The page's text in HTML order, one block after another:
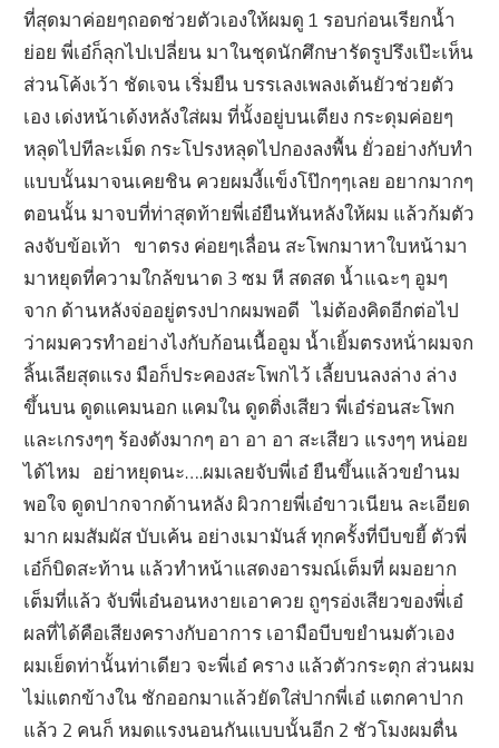
ที่สุดมาค่อยๆถอดช่วยตัวเองให้ผมดู 1 รอบก่อนเรียกน้ำ
ย่อย พี่เอ๋ก็ลุกไปเปลี่ยน มาในชุดนักศึกษารัดรูปรึงเป๊ะเห็น
ส่วนโค้งเว้า ชัดเจน เริ่มยืน บรรเลงเพลงเต้นยัวช่วยตัว
เอง เด่งหน้าเด้งหลังใส่ผม ที่นั้งอยู่บนเตียง กระดุมค่อยๆ
หลุดไปทีละเม็ด กระโปรงหลุดไปกองลงพื้น ยั่วอย่างกับทำ
แบบนั้นมาจนเคยชิน ควยผมงี้แข็งโป๊กๆๆเลย อยากมากๆ
ตอนนั้น มาจบที่ท่าสุดท้ายพี่เอ๋ยืนหันหลังให้ผม แล้วก้มตัว
ลงจับข้อเท้า ขาตรง ค่อยๆเลื่อน สะโพกมาหาใบหน้ามา
มาหยุดที่ความใกล้ขนาด 3 ซม หี สดสด น้ำแฉะๆ อูมๆ
จาก ด้านหลังจ่ออยู่ตรงปากผมพอดี ไม่ต้องคิดอีกต่อไป
ว่าผมควรทำอย่างไงกับก้อนเนื้ออูม น้ำเยิ้มตรงหน้่าผมจก
ลิ้นเลียสุดแรง มือก็ประคองสะโพกไว้ เลี้ยบนลงล่าง ล่าง
ขึ้นบน ดูดแคมนอก แคมใน ดูดติ่งเสียว พี่เอ๋ร่อนสะโพก
และเกรงๆๆ ร้องดังมากๆ อา อา อา สะเสียว แรงๆๆ หน่อย
ได้ไหม อย่าหยุดนะ….ผมเลยจับพี่เอ๋ ยืนขึ้นแล้วขยำนม
พอใจ ดูดปากจากด้านหลัง ผิวกายพี่เอ๋ขาวเนียน ละเอียด
มาก ผมสัมผัส บับเค้น อย่างเมามันส์ ทุกครั้งที่บีบขยี้ ตัวพี่
เอ๋ก็บิดสะท้าน แล้วทำหน้าแสดงอารมณ์เต็มที่ ผมอยาก
เต็มที่แล้ว จับพี่เอ๋นอนหงายเอาควย ถูๆรอ่งเสียวของพี่่เอ๋
ผลที่ได้คือเสียงครางกับอาการ เอามือบีบขยำนมตัวเอง
ผมเย็ดท่านั้นท่าเดียว จะพี่เอ๋ คราง แล้วตัวกระตุก ส่วนผม
ไม่แตกข้างใน ชักออกมาแล้วยัดใส่ปากพี่เอ๋ แตกคาปาก
แล้ว 2 คนก็ หมดแรงนอนกันแบบนั้นอีก 2 ชัวโมงผมตื่น